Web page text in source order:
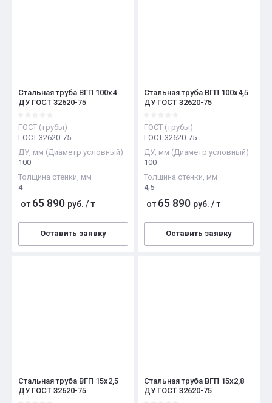
Стальная труба ВГП 100х4
ДУ ГОСТ 32620-75
ГОСТ (трубы)
ГОСТ 32620-75
ДУ, мм (Диаметр условный)
100
Толщина стенки, мм
4
от 65 890 руб. /т
Оставить заявку
Стальная труба ВГП 100х4,5
ДУ ГОСТ 32620-75
ГОСТ (трубы)
ГОСТ 32620-75
ДУ, мм (Диаметр условный)
100
Толщина стенки, мм
4,5
от 65 890 руб. /т
Оставить заявку
Стальная труба ВГП 15х2,5
ДУ ГОСТ 32620-75
Стальная труба ВГП 15х2,8
ДУ ГОСТ 32620-75